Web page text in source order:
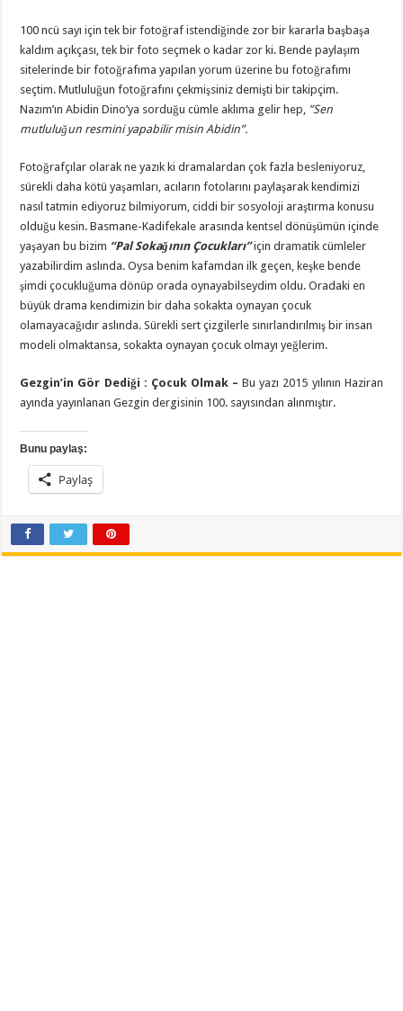
100 ncü sayı için tek bir fotoğraf istendiğinde zor bir kararla başbaşa
kaldım açıkçası, tek bir foto seçmek o kadar zor ki. Bende paylaşım
sitelerinde bir fotoğrafıma yapılan yorum üzerine bu fotoğrafımı
seçtim. Mutluluğun fotoğrafını çekmişsiniz demişti bir takipçim.
Nazım’ın Abidin Dino’ya sorduğu cümle aklıma gelir hep, ”Sen
mutluluğun resmini yapabilir misin Abidin”.
Fotoğrafçılar olarak ne yazık ki dramalardan çok fazla besleniyoruz,
sürekli daha kötü yaşamları, acıların fotolarını paylaşarak kendimizi
nasıl tatmin ediyoruz bilmiyorum, ciddi bir sosyoloji araştırma konusu
olduğu kesin. Basmane-Kadifekale arasında kentsel dönüşümün içinde
yaşayan bu bizim “Pal Sokağının Çocukları”için dramatik cümleler
yazabilirdim aslında. Oysa benim kafamdan ilk geçen, keşke bende
şimdi çocukluğuma dönüp orada oynayabilseydim oldu. Oradaki en
büyük drama kendimizin bir daha sokakta oynayan çocuk
olamayacağıdır aslında. Sürekli sert çizgilerle sınırlandırılmış bir insan
modeli olmaktansa, sokakta oynayan çocuk olmayı yeğlerim.
Gezgin’in Gör Dediği : Çocuk Olmak –Bu yazı 2015 yılının Haziran
ayında yayınlanan Gezgin dergisinin 100. sayısından alınmıştır.
Bunu paylaş:
Paylaş